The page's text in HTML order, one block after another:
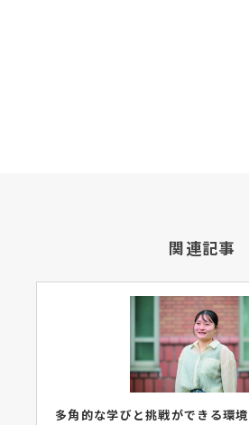
関連記事
多角的な学びと挑戦ができる環境